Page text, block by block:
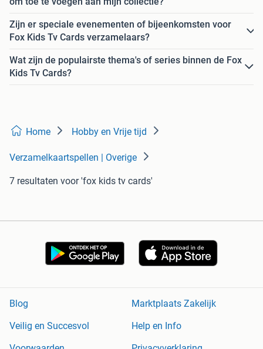
Zijn er speciale evenementen of bijeenkomsten voor
Fox Kids Tv Cards verzamelaars?
Wat zijn de populairste thema's of series binnen de Fox
Kids Tv Cards?
Home Hobby en Vrije tijd
Verzamelkaartspellen | Overige
7 resultaten voor 'fox kids tv cards'
Blog
Marktplaats Zakelijk
Veilig en Succesvol
Help en Info